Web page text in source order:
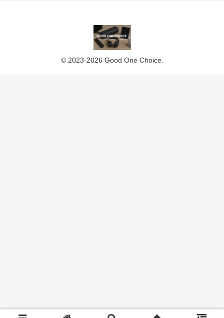
© 2023-2026 Good One Choice.